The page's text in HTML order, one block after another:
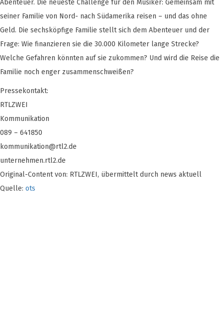
Abenteuer. Die neueste Challenge für den Musiker: Gemeinsam mit
seiner Familie von Nord- nach Südamerika reisen – und das ohne
Geld. Die sechsköpfige Familie stellt sich dem Abenteuer und der
Frage: Wie finanzieren sie die 30.000 Kilometer lange Strecke?
Welche Gefahren könnten auf sie zukommen? Und wird die Reise die
Familie noch enger zusammenschweißen?
Pressekontakt:
RTLZWEI
Kommunikation
089 – 641850
kommunikation@rtl2.de
unternehmen.rtl2.de
Original-Content von: RTLZWEI, übermittelt durch news aktuell
Quelle: ots